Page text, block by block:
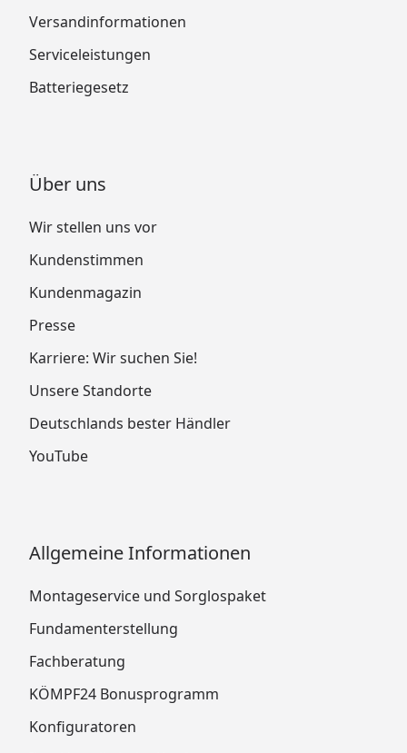
Versandinformationen
Serviceleistungen
Batteriegesetz
Über uns
Wir stellen uns vor
Kundenstimmen
Kundenmagazin
Presse
Karriere: Wir suchen Sie!
Unsere Standorte
Deutschlands bester Händler
YouTube
Allgemeine Informationen
Montageservice und Sorglospaket
Fundamenterstellung
Fachberatung
KÖMPF24 Bonusprogramm
Konfiguratoren